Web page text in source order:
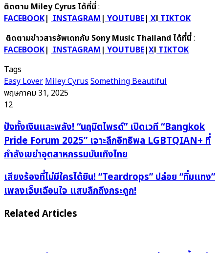
ติดตาม Miley Cyrus ได้ที่นี่:
FACEBOOK| INSTAGRAM|YOUTUBE|XlTIKTOK
ติดตามข่าวสารอัพเดทกับ Sony Music Thailand ได้ที่นี่:
FACEBOOK| INSTAGRAM|YOUTUBE|XlTIKTOK
Tags
Easy LoverMiley CyrusSomething Beautiful
พฤษภาคม 31, 2025
12
ปัง
ทั้ง
เงิน
และ
พลัง!
“นฤมิต
ไพ
รด์”
เปิด
ปังทั้งเงินและพลัง! “นฤมิตไพรด์” เปิดเวที “Bangkok
Pride Forum 2025” เจาะลึกอิทธิพล LGBTQIAN+ ที่
กำลังเขย่าอุตสาหกรรมบันเทิงไทย
เสียง
ร้อง
ไม่มี
เสียงร้องที่ไม่มีใครได้ยิน! “Teardrops” ปล่อย “ทิ่มแทง”
เพลงเจ็บเฉือนใจ แสบลึกถึงกระดูก!
Related Articles